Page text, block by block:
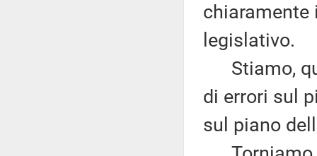
chiaramente
legislativo.
Stiamo,
di errori sul
sul piano